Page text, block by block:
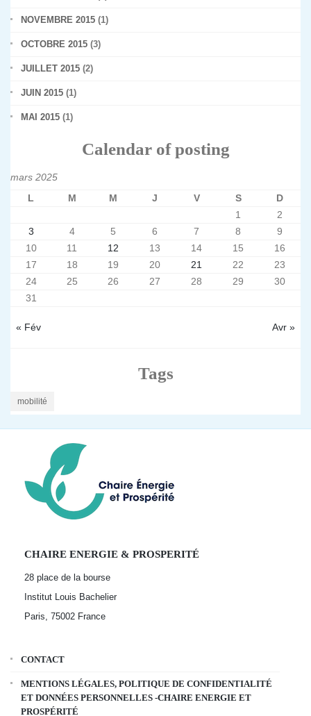
NOVEMBRE 2015 (1)
OCTOBRE 2015 (3)
JUILLET 2015 (2)
JUIN 2015 (1)
MAI 2015 (1)
Calendar of posting
mars 2025
L
M M J V S D
« Fév Avr »
1
2
3
4 5 6 7 8
9
10
11 12 13 14 15
16
17
18 19 20 21 22
23
24
25 26 27 28 29
30
31
Tags
mobilité
CHAIRE ENERGIE & PROSPERITÉ
28 place de la bourse
Institut Louis Bachelier
Paris, 75002 France
CONTACT
MENTIONS LÉGALES, POLITIQUE DE CONFIDENTIALITÉ
ET DONNÉES PERSONNELLES -CHAIRE ENERGIE ET
PROSPÉRITÉ